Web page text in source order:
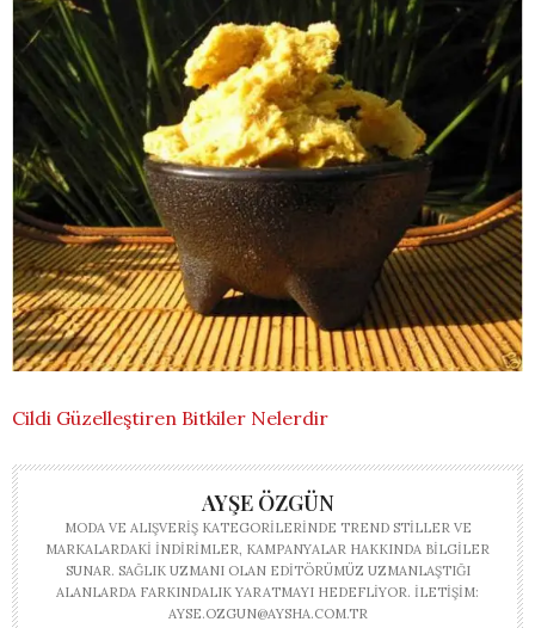
Cildi Güzelleştiren Bitkiler Nelerdir
AYŞE ÖZGÜN
MODA VE ALIŞVERIŞ KATEGORILERINDE TREND STILLER VE
MARKALARDAKI INDIRIMLER, KAMPANYALAR HAKKINDA BILGILER
SUNAR. SAĞLIK UZMANI OLAN EDITÖRÜMÜZ UZMANLAŞTIĞI
ALANLARDA FARKINDALIK YARATMAYI HEDEFLIYOR. İLETIŞIM:
AYSE.OZGUN@AYSHA.COM.TR